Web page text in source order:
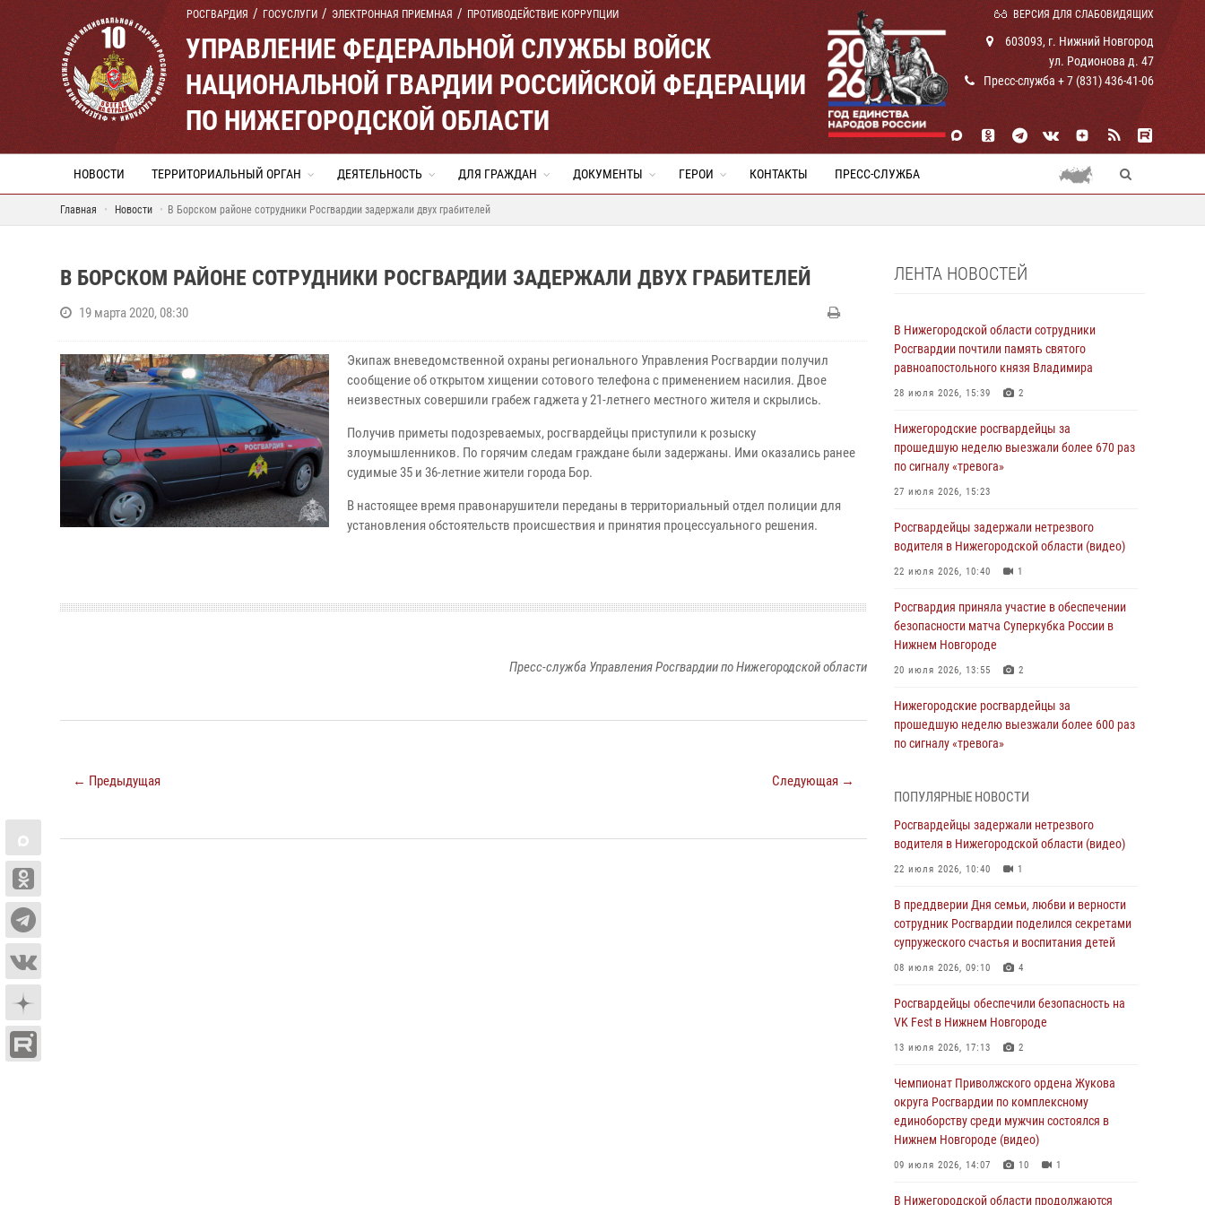
РОСГВАРДИЯ ГОСУСЛУГИ ЭЛЕКТРОННАЯ ПРИЕМНАЯ ПРОТИВОДЕЙСТВИЕ КОРРУПЦИИ ВЕРСИЯ ДЛЯ СЛАБОВИДЯЩИХ
УПРАВЛЕНИЕ ФЕДЕРАЛЬНОЙ СЛУЖБЫ ВОЙСК
НАЦИОНАЛЬНОЙ ГВАРДИИ РОССИЙСКОЙ ФЕДЕРАЦИИ
ПО НИЖЕГОРОДСКОЙ ОБЛАСТИ
603093, г. Нижний Новгород
ул. Родионова д. 47
Пресс-служба + 7 (831) 436-41-06
НОВОСТИ ТЕРРИТОРИАЛЬНЫЙ ОРГАН ДЕЯТЕЛЬНОСТЬ ДЛЯ ГРАЖДАН ДОКУМЕНТЫ ГЕРОИ КОНТАКТЫ ПРЕСС-СЛУЖБА
Главная Новости В Борском районе сотрудники Росгвардии задержали двух грабителей
В БОРСКОМ РАЙОНЕ СОТРУДНИКИ РОСГВАРДИИ ЗАДЕРЖАЛИ ДВУХ ГРАБИТЕЛЕЙ
19 марта 2020, 08:30
Экипаж вневедомственной охраны регионального Управления Росгвардии получил
сообщение об открытом хищении сотового телефона с применением насилия. Двое
неизвестных совершили грабеж гаджета у 21-летнего местного жителя и скрылись.
Получив приметы подозреваемых, росгвардейцы приступили к розыску
злоумышленников. По горячим следам граждане были задержаны. Ими оказались ранее
судимые 35 и 36-летние жители города Бор.
В настоящее время правонарушители переданы в территориальный отдел полиции для
установления обстоятельств происшествия и принятия процессуального решения.
Пресс-служба Управления Росгвардии по Нижегородской области
← Предыдущая Следующая →
ЛЕНТА НОВОСТЕЙ
В Нижегородской области сотрудники
Росгвардии почтили память святого
равноапостольного князя Владимира
28 июля 2026, 15:39 2
Нижегородские росгвардейцы за
прошедшую неделю выезжали более 670 раз
по сигналу «тревога»
27 июля 2026, 15:23
Росгвардейцы задержали нетрезвого
водителя в Нижегородской области (видео)
22 июля 2026, 10:40 1
Росгвардия приняла участие в обеспечении
безопасности матча Суперкубка России в
Нижнем Новгороде
20 июля 2026, 13:55 2
Нижегородские росгвардейцы за
прошедшую неделю выезжали более 600 раз
по сигналу «тревога»
В Нижегородской области сотрудники
Росгвардии «по горячим следам» задержали
правонарушителя за стрельбу
17 июля 2026, 05:17
В Нижегородской области продолжаются
мероприятия в рамках всероссийской
ведомственной акции «Каникулы с
Росгвардейцы обеспечили безопасность на
VK Fest в Нижнем Новгороде
Нижегородские росгвардейцы за
прошедшую неделю выезжали более 750 раз
по сигналу «тревога»
13 июля 2026, 06:45
Росгвардейцы предотвратили серию краж в
ПОПУЛЯРНЫЕ НОВОСТИ
Росгвардейцы задержали нетрезвого
водителя в Нижегородской области (видео)
22 июля 2026, 10:40 1
В преддверии Дня семьи, любви и верности
сотрудник Росгвардии поделился секретами
супружеского счастья и воспитания детей
08 июля 2026, 09:10 4
Росгвардейцы обеспечили безопасность на
VK Fest в Нижнем Новгороде
13 июля 2026, 17:13 2
Чемпионат Приволжского ордена Жукова
округа Росгвардии по комплексному
единоборству среди мужчин состоялся в
Нижнем Новгороде (видео)
09 июля 2026, 14:07 10 1
В Нижегородской области продолжаются